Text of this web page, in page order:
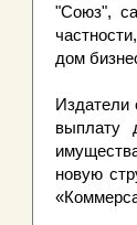
"Союз",
дом
Издатели
выплату
новую